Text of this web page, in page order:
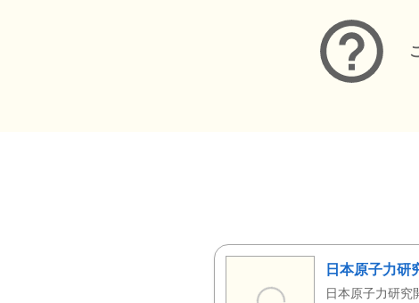
日本原子力研
日本原子力研究